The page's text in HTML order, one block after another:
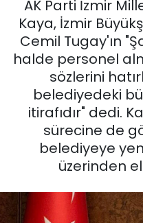
AK Parti İzmir
Kaya, İzmir
Cemil Tugay'ın
halde personel
sözlerini
belediyedeki
itirafıdır" dedi.
sürecine de
belediyeye
üzerinden
English News
GÜNCEL
KÜLTÜR SANAT
MAGAZİN
POLİTİKA
SAĞLIK
Haber Arşivi